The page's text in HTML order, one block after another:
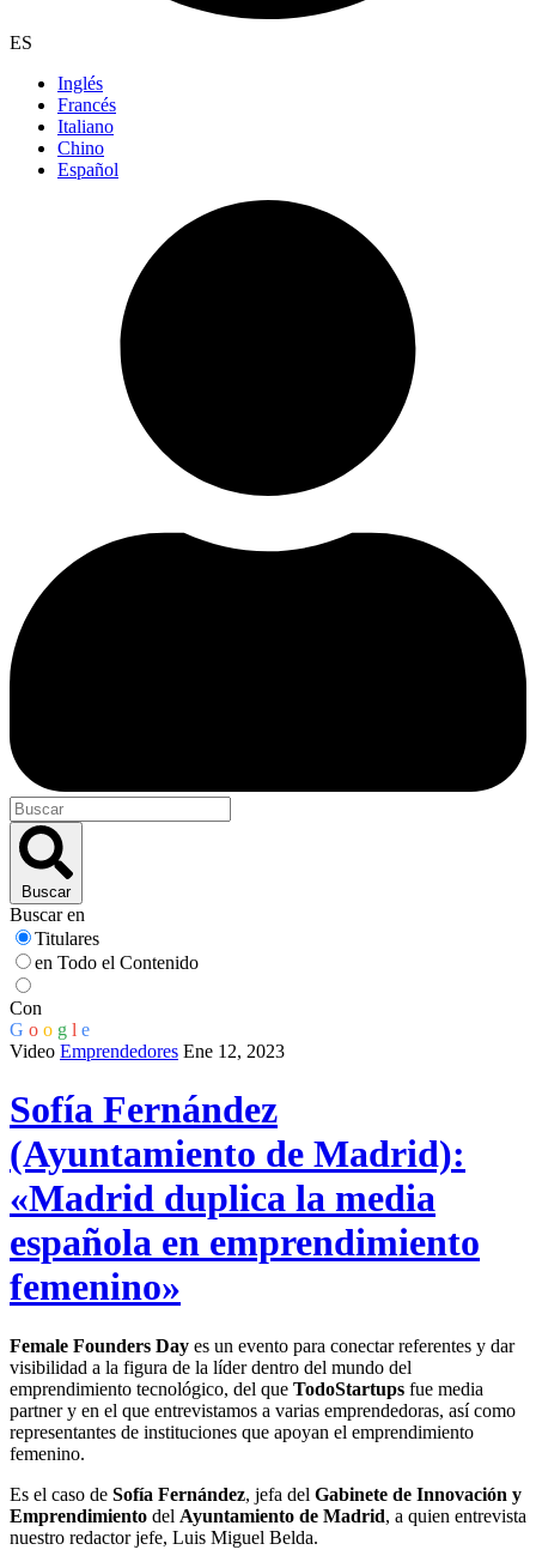
ES
Inglés
Francés
Italiano
Chino
Español
Buscar
Buscar en
Titulares
en Todo el Contenido
Con
G o o g l e
Video Emprendedores Ene 12, 2023
Sofía Fernández
(Ayuntamiento de Madrid):
«Madrid duplica la media
española en emprendimiento
femenino»
Female Founders Day es un evento para conectar referentes y dar
visibilidad a la figura de la líder dentro del mundo del
emprendimiento tecnológico, del que TodoStartups fue media
partner y en el que entrevistamos a varias emprendedoras, así como
representantes de instituciones que apoyan el emprendimiento
femenino.
Es el caso de Sofía Fernández, jefa del Gabinete de Innovación y
Emprendimiento del Ayuntamiento de Madrid, a quien entrevista
nuestro redactor jefe, Luis Miguel Belda.